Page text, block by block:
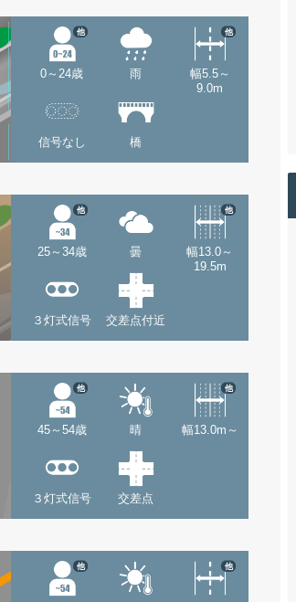
0～24歳
他
雨
幅5.5～
9.0m
他
信号なし 橋
25～34歳
他
曇
幅13.0～
19.5m
他
３灯式信号 交差点付近
45～54歳
他
晴 幅13.0m～
他
３灯式信号 交差点
他 他